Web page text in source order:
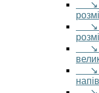
↘
↘
↘
↘